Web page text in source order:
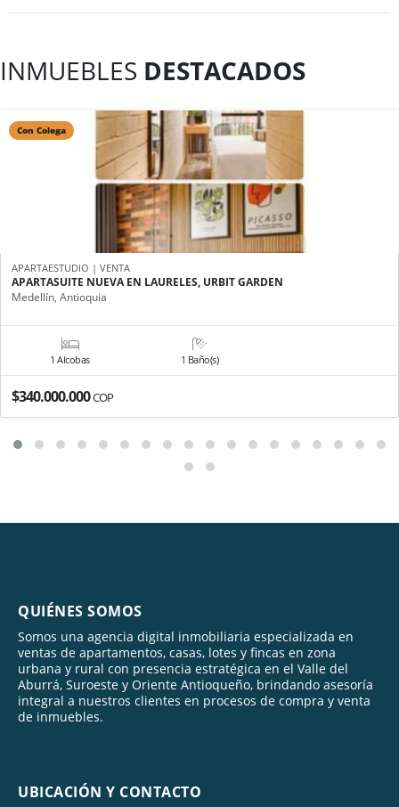
INMUEBLES DESTACADOS
Con Colega
APARTAESTUDIO | VENTA
APARTASUITE NUEVA EN LAURELES, URBIT GARDEN
Medellín, Antioquia
1 Alcobas 1 Baño(s)
$340.000.000COP
QUIÉNES SOMOS
Somos una agencia digital inmobiliaria especializada en
ventas de apartamentos, casas, lotes y fincas en zona
urbana y rural con presencia estratégica en el Valle del
Aburrá, Suroeste y Oriente Antioqueño, brindando asesoría
integral a nuestros clientes en procesos de compra y venta
de inmuebles.
UBICACIÓN Y CONTACTO